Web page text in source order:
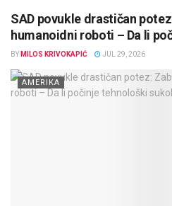
SAD povukle drastičan
humanoidni roboti – Da li
BY MILOS KRIVOKAPIĆ JUL 29, 2026
AMERIKA